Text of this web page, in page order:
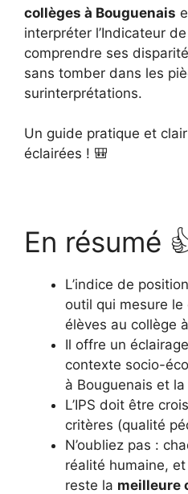
collèges à Bouguenais
interpréter l’Indicateur
comprendre ses
sans tomber dans les
surinterprétations.
Un guide pratique et
éclairées ! 🎒
En résumé
L’indice de
outil qui mesure
élèves au collège
Il offre un
contexte socio-
à Bouguenais et
L’IPS doit être
critères (qualité
N’oubliez pas :
réalité humaine, et
reste la meilleure